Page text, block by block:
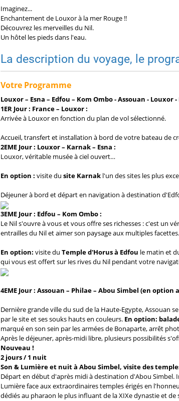
Imaginez...
Enchantement de Louxor à la mer Rouge !!
Découvrez les merveilles du Nil.
Un hôtel les pieds dans l'eau.
La description du voyage, le
Votre Programme
Louxor – Esna – Edfou – Kom Ombo - Assouan - Louxor
1ER Jour : France – Louxor :
Arrivée à Louxor en fonction du plan de vol sélectionné.
Accueil, transfert et installation à bord de votre bateau de
2EME Jour : Louxor – Karnak – Esna :
Louxor, véritable musée à ciel ouvert…
En option : visite du site Karnak l'un des sites les plus
Déjeuner à bord et départ en navigation à destination
3EME Jour : Edfou – Kom Ombo :
Le Nil s'ouvre à vous et vous offre ses richesses : c'est un
entrailles du Nil et aimer son paysage aux multiples facettes.
En option: visite du Temple d'Horus à Edfou le matin et
qui vous est offert sur les rives du Nil pendant votre
4EME Jour : Assouan – Philae – Abou Simbel (en option
Dernière grande ville du sud de la Haute-Egypte, Assouan
par le site et ses souks hauts en couleurs. En option:
marqué en son sein par les armées de Bonaparte, arrêt
Après le déjeuner, après-midi libre, plusieurs possibilités
Nouveau !
2 jours / 1 nuit
Son & Lumière et nuit à Abou Simbel, visite des
Départ en début d'après midi à destination d'Abou Simbel.
Lumière face aux extraordinaires temples érigés en
dédiés au pharaon le plus influant de la XIXe dynastie et